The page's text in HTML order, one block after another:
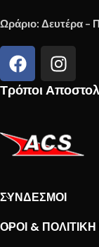
Ωράριο: Δευτέρα –
Τρόποι
ΣΎΝΔΕΣΜΟΙ
ΌΡΟΙ &